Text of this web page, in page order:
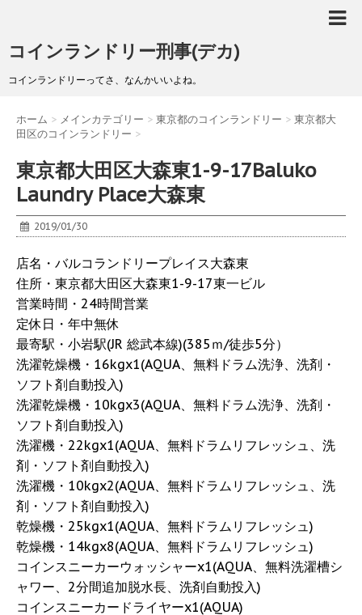
コインランドリー刑事(デカ)
コインランドリーってさ、なんかいいよね。
ホーム > メインカテゴリー > 東京都のコインランドリー > 東京都大
田区のコインランドリー >
東京都大田区大森東1-9-17Baluko
Laundry Place大森東
2019/01/30
店名・バルコランドリープレイス大森東
住所・東京都大田区大森東1-9-17東一ビル
営業時間・24時間営業
定休日・年中無休
最寄駅・小岩駅(JR 総武本線)(385ｍ/徒歩5分）
洗濯乾燥機・16kgx1(AQUA、無料ドラム洗浄、洗剤・
ソフト剤自動投入)
洗濯乾燥機・10kgx3(AQUA、無料ドラム洗浄、洗剤・
ソフト剤自動投入)
洗濯機・22kgx1(AQUA、無料ドラムリフレッシュ、洗
剤・ソフト剤自動投入)
洗濯機・10kgx2(AQUA、無料ドラムリフレッシュ、洗
剤・ソフト剤自動投入)
乾燥機・25kgx1(AQUA、無料ドラムリフレッシュ)
乾燥機・14kgx8(AQUA、無料ドラムリフレッシュ)
コインスニーカーウォッシャーx1(AQUA、無料洗濯槽シ
ャワー、2分間追加脱水長、洗剤自動投入)
コインスニーカードライヤーx1(AQUA)